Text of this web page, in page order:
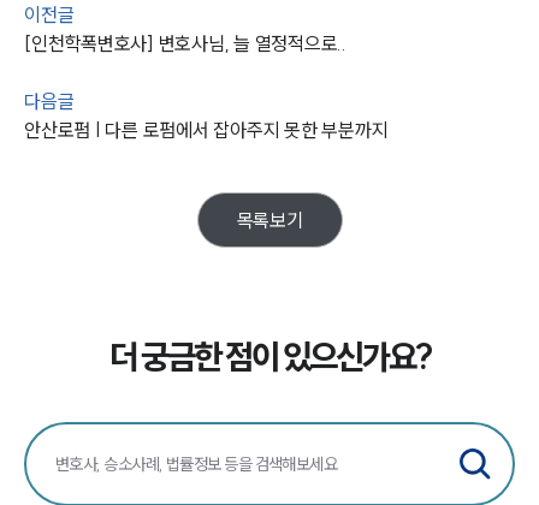
법률정보
업무분야
학교폭력전문변호사
이전글
[인천학폭변호사] 변호사님, 늘 열정적으로..
다음글
안산로펌 | 다른 로펌에서 잡아주지 못한 부분까지
목록보기
더 궁금한 점이 있으신가요?